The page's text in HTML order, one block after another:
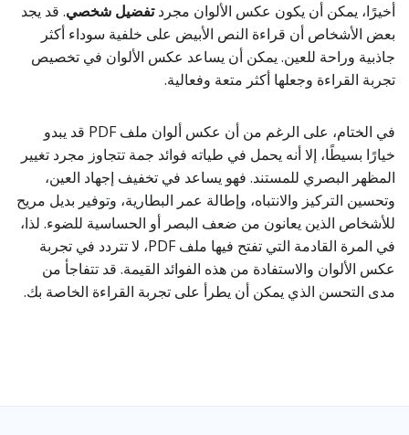
أخيرًا، يمكن أن يكون عكس الألوان مجردتفضيل شخصي. قد يجد
بعض الأشخاص أن قراءة النص الأبيض على خلفية سوداء أكثر
جاذبية وراحة للعين. يمكن أن يساعد عكس الألوان في تخصيص
تجربة القراءة وجعلها أكثر متعة وفعالية.
في الختام، على الرغم من أن عكس ألوان ملف PDF قد يبدو
خيارًا بسيطًا، إلا أنه يحمل في طياته فوائد جمة تتجاوز مجرد تغيير
المظهر البصري للمستند. فهو يساعد في تخفيف إجهاد العين،
وتحسين التركيز والانتباه، وإطالة عمر البطارية، وتوفير بديل مريح
للأشخاص الذين يعانون من ضعف البصر أو الحساسية للضوء. لذا،
في المرة القادمة التي تفتح فيها ملف PDF، لا تتردد في تجربة
عكس الألوان والاستفادة من هذه الفوائد القيمة. قد تتفاجأ من
مدى التحسن الذي يمكن أن يطرأ على تجربة القراءة الخاصة بك.